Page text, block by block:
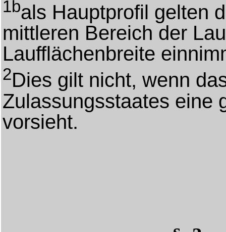
1bals Hauptprofil gelten
mittleren Bereich der
Laufflächenbreite
2Dies gilt nicht, wenn
Zulassungsstaates eine
vorsieht.